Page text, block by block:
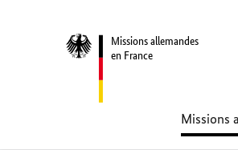
Missions allemandes
en France
Missions